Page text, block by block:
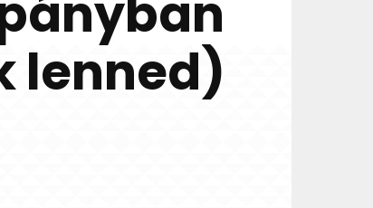
lenned)